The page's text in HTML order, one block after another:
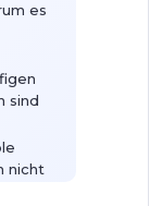
es
sind
nicht